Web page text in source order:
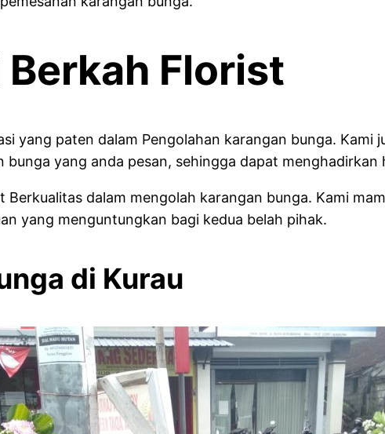
Florist
yang paten dalam Pengolahan karangan bunga.
yang anda pesan, sehingga dapat menghadirkan
Berkualitas dalam mengolah karangan bunga. Kami
yang menguntungkan bagi kedua belah pihak.
di Kurau